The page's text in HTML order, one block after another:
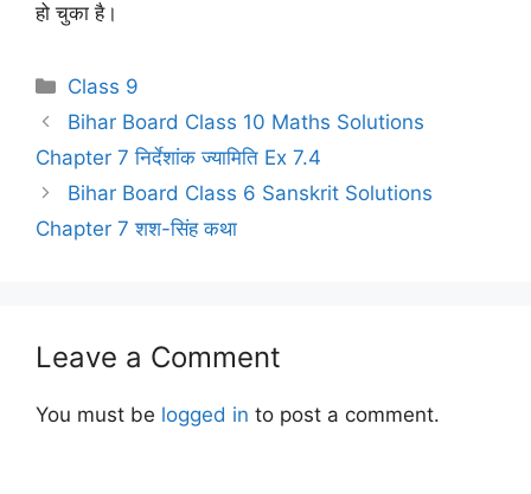
हो चुका है।
Categories
Class 9
Bihar Board Class 10 Maths Solutions
Chapter 7 निर्देशांक ज्यामिति Ex 7.4
Bihar Board Class 6 Sanskrit Solutions
Chapter 7 शश-सिंह कथा
Leave a Comment
You must be logged in to post a comment.